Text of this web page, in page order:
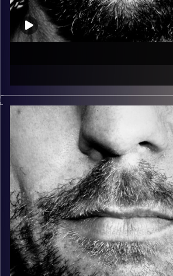
של הופעות חיות. הרבה ג'אם, רוק,
בלוז, bluegrass, ג'אז, Fאנק, פרוגרסיב ואפילו אלקטרוניקה.
David